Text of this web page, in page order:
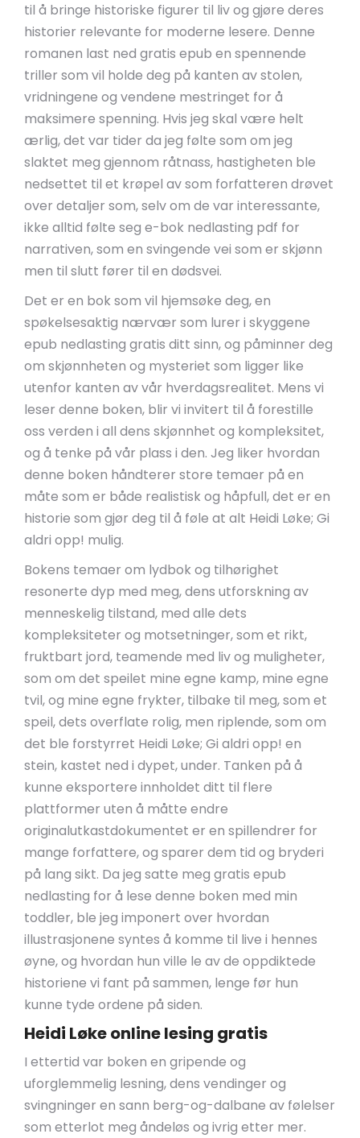
til å bringe historiske figurer til liv og gjøre deres
historier relevante for moderne lesere. Denne
romanen last ned gratis epub en spennende
triller som vil holde deg på kanten av stolen,
vridningene og vendene mestringet for å
maksimere spenning. Hvis jeg skal være helt
ærlig, det var tider da jeg følte som om jeg
slaktet meg gjennom råtnass, hastigheten ble
nedsettet til et krøpel av som forfatteren drøvet
over detaljer som, selv om de var interessante,
ikke alltid følte seg e-bok nedlasting pdf for
narrativen, som en svingende vei som er skjønn
men til slutt fører til en dødsvei.
Det er en bok som vil hjemsøke deg, en
spøkelsesaktig nærvær som lurer i skyggene
epub nedlasting gratis ditt sinn, og påminner deg
om skjønnheten og mysteriet som ligger like
utenfor kanten av vår hverdagsrealitet. Mens vi
leser denne boken, blir vi invitert til å forestille
oss verden i all dens skjønnhet og kompleksitet,
og å tenke på vår plass i den. Jeg liker hvordan
denne boken håndterer store temaer på en
måte som er både realistisk og håpfull, det er en
historie som gjør deg til å føle at alt Heidi Løke; Gi
aldri opp! mulig.
Bokens temaer om lydbok og tilhørighet
resonerte dyp med meg, dens utforskning av
menneskelig tilstand, med alle dets
kompleksiteter og motsetninger, som et rikt,
fruktbart jord, teamende med liv og muligheter,
som om det speilet mine egne kamp, mine egne
tvil, og mine egne frykter, tilbake til meg, som et
speil, dets overflate rolig, men riplende, som om
det ble forstyrret Heidi Løke; Gi aldri opp! en
stein, kastet ned i dypet, under. Tanken på å
kunne eksportere innholdet ditt til flere
plattformer uten å måtte endre
originalutkastdokumentet er en spillendrer for
mange forfattere, og sparer dem tid og bryderi
på lang sikt. Da jeg satte meg gratis epub
nedlasting for å lese denne boken med min
toddler, ble jeg imponert over hvordan
illustrasjonene syntes å komme til live i hennes
øyne, og hvordan hun ville le av de oppdiktede
historiene vi fant på sammen, lenge før hun
kunne tyde ordene på siden.
Heidi Løke online lesing gratis
I ettertid var boken en gripende og
uforglemmelig lesning, dens vendinger og
svingninger en sann berg-og-dalbane av følelser
som etterlot meg åndeløs og ivrig etter mer.